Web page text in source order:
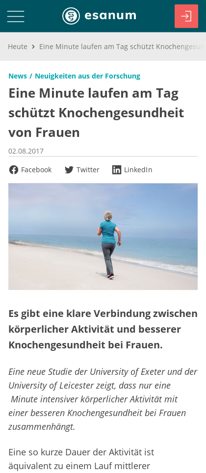
Heute
News Neuigkeiten aus der Forschung
Eine Minute laufen am Tag
schützt Knochengesundheit
von Frauen
02.08.2017
Facebook
Twitter LinkedIn
Es gibt eine klare Verbindung zwischen
körperlicher Aktivität und besserer
Knochengesundheit bei Frauen.
Eine neue Studie der University of Exeter und der
University of Leicester zeigt, dass nur eine
Minute intensiver körperlicher Aktivität mit
einer besseren Knochengesundheit bei Frauen
zusammenhängt.
Eine so kurze Dauer der Aktivität ist
äquivalent zu einem Lauf mittlerer